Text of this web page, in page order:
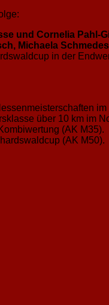
und Cornelia Pahl-
Michaela
in der
über 10 km im
(AK M35).
(AK M50).